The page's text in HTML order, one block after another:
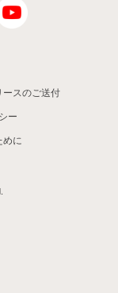
ースのご送付
ー
めに